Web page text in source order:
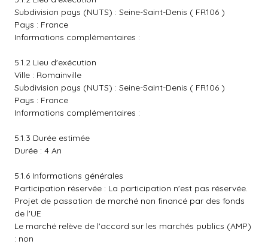
Subdivision pays (NUTS) : Seine-Saint-Denis ( FR106 )
Pays : France
Informations complémentaires :
5.1.2 Lieu d'exécution
Ville : Romainville
Subdivision pays (NUTS) : Seine-Saint-Denis ( FR106 )
Pays : France
Informations complémentaires :
5.1.3 Durée estimée
Durée : 4 An
5.1.6 Informations générales
Participation réservée : La participation n'est pas réservée.
Projet de passation de marché non financé par des fonds
de l'UE
Le marché relève de l'accord sur les marchés publics (AMP)
: non